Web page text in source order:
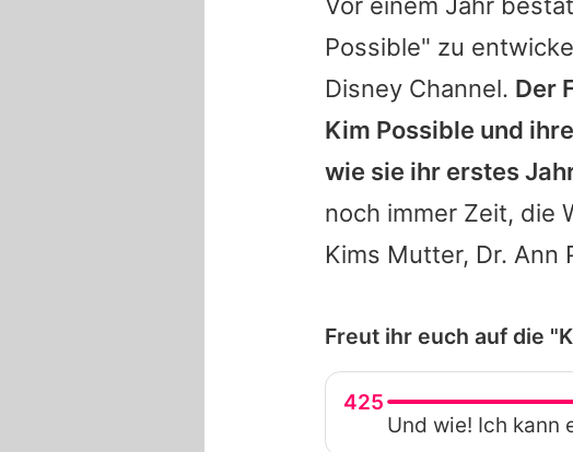
Possible" zu
Disney Channel. Der
Kim Possible und
wie sie ihr erstes
noch immer Zeit, die
Kims Mutter, Dr. Ann
Freut ihr euch auf die
425
Und wie! Ich kann